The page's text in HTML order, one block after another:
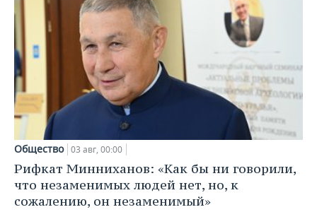
Общество 03 авг, 00:00
Рифкат Минниханов: «Как бы ни говорили,
что незаменимых людей нет, но, к
сожалению, он незаменимый»